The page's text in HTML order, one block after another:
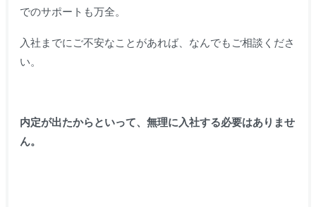
でのサポートも万全。
入社までにご不安なことがあれば、なんでもご相談くださ
い。
内定が出たからといって、無理に入社する必要はありませ
ん。